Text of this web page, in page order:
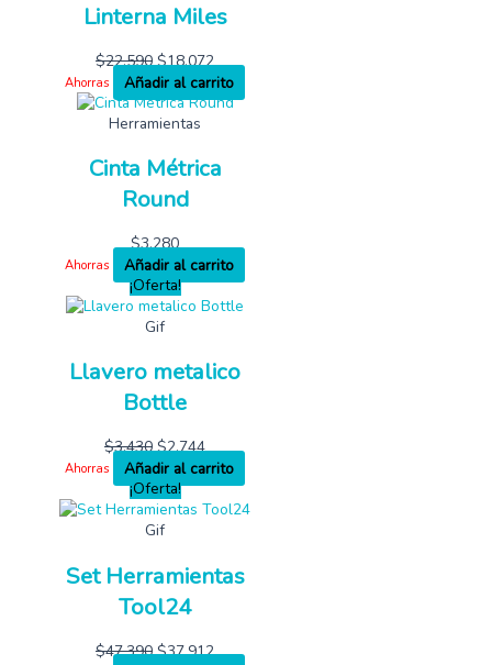
Linterna Miles
$22,590 $18,072
Ahorras
Añadir al carrito
Herramientas
Cinta Métrica
Round
$3,280
Ahorras
Añadir al carrito
¡Oferta!
Gif
Llavero metalico
Bottle
$3,430 $2,744
Ahorras
Añadir al carrito
¡Oferta!
Gif
Set Herramientas
Tool24
$47,390 $37,912